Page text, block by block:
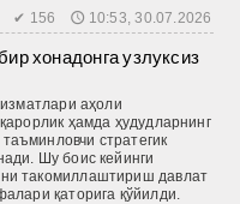
✔ 156 🕔 10:53, 30.07.2026
хонадонга узлуксиз
аҳоли
ҳамда ҳудудларнинг
стратегик
Шу боис кейинги
такомиллаштириш давлат
қаторига қўйилди.